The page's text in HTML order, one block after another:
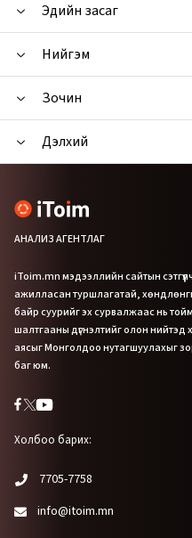
Эдийн засаг
Нийгэм
Зочин
Дэлхий
АНАЛИЗ АГЕНТЛАГ
iToim.mn мэдээллийн сайтын
ажилласан туршлагатай,
байр суурийг эх сурвалжаас нь
шалтгааны дүгнэлтийг олон нийтэд
аясыг Монголдоо нутагшуулахыг
баг юм.
Холбоо барих:
7705-7758
info@itoim.mn